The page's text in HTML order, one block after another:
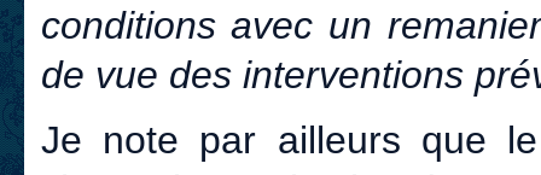
conditions avec un
de vue des interventions
Je note par ailleurs que